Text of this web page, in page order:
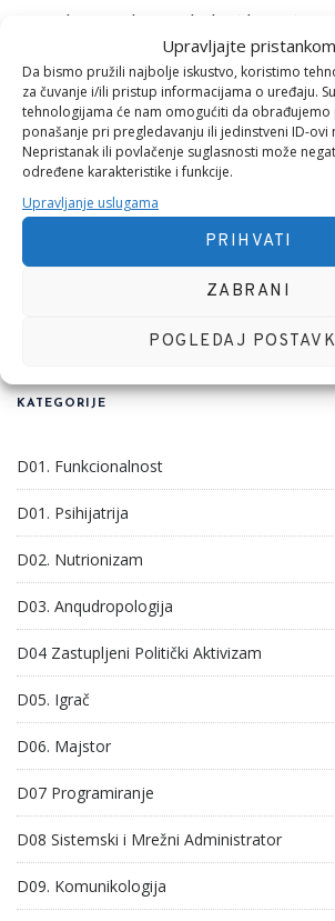
Upravljajte pristankom
Da bismo pružili najbolje iskustvo, koristimo
za čuvanje i/ili pristup informacijama o uređaju.
tehnologijama će nam omogućiti da obrađujemo
ponašanje pri pregledavanju ili jedinstveni ID-ovi
Nepristanak ili povlačenje suglasnosti može
određene karakteristike i funkcije.
Upravljanje uslugama
PRIHVATI
ZABRANI
POGLEDAJ
11 SRPNJA, 2026
TAG CLOUD
S DIJELOM
KATEGORIJE
D01. Funkcionalnost
D01. Psihijatrija
D02. Nutrionizam
D03. Anqudropologija
D04 Zastupljeni Politički Aktivizam
D05. Igrač
D06. Majstor
D07 Programiranje
D08 Sistemski i Mrežni Administrator
D09. Komunikologija